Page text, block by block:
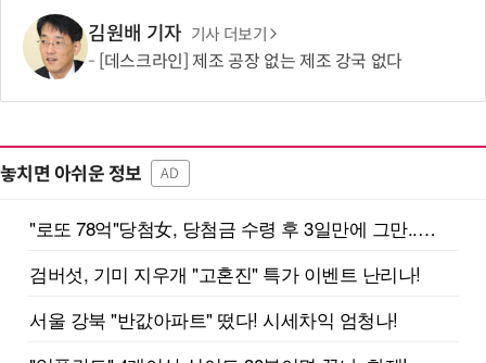
김원배 기자 기사 더보기
[데스크라인] 제조 공장 없는 제조 강국 없다
놓치면 아쉬운 정보 AD